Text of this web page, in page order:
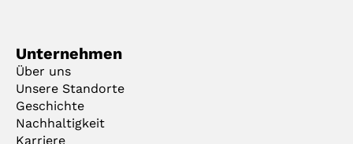
Unternehmen
Über uns
Unsere Standorte
Geschichte
Nachhaltigkeit
Karriere